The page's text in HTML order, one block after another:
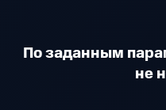
По заданным
не